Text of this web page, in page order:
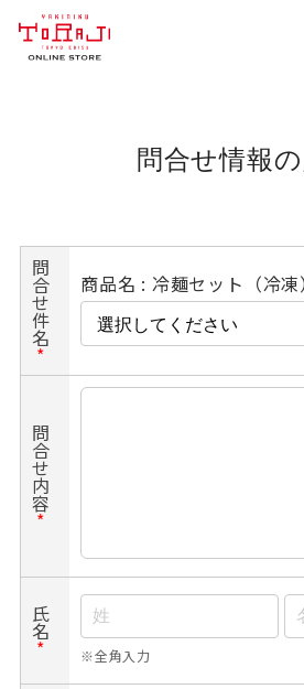
問合せ情報
問
合
せ
件
名
*
商品名 : 冷麺セット（冷
問
合
せ
内
容
*
氏
名
* ※全角入力